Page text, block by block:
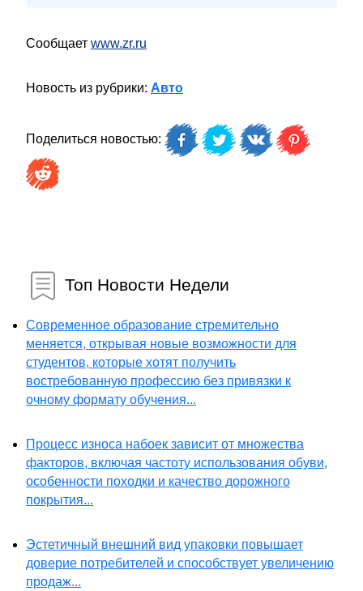
Сообщает www.zr.ru
Новость из рубрики: Авто
Поделиться новостью:
Топ Новости Недели
Современное образование стремительно
меняется, открывая новые возможности для
студентов, которые хотят получить
востребованную профессию без привязки к
очному формату обучения...
Процесс износа набоек зависит от множества
факторов, включая частоту использования обуви,
особенности походки и качество дорожного
покрытия...
Эстетичный внешний вид упаковки повышает
доверие потребителей и способствует увеличению
продаж...